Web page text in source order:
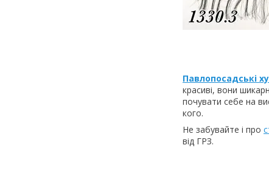
Павлопосадські
красиві, вони
почувати себе на
кого.
Не забувайте і про
від ГРЗ.